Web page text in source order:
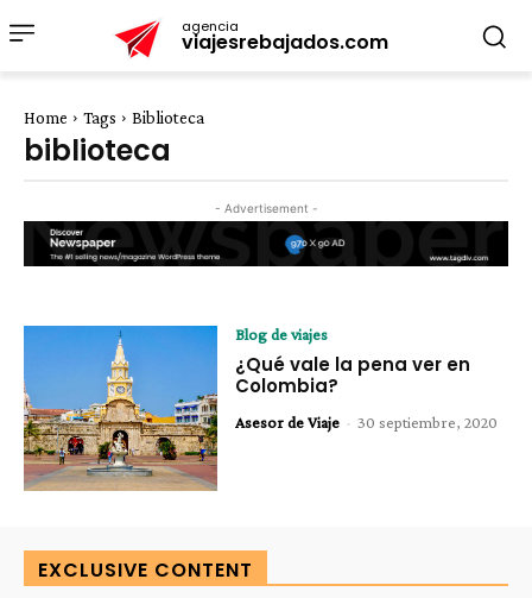
agencia
viajesrebajados.com
Home Tags Biblioteca
biblioteca
- Advertisement -
Blog de viajes
¿Qué vale la pena ver en
Colombia?
Asesor de Viaje - 30 septiembre, 2020
EXCLUSIVE CONTENT